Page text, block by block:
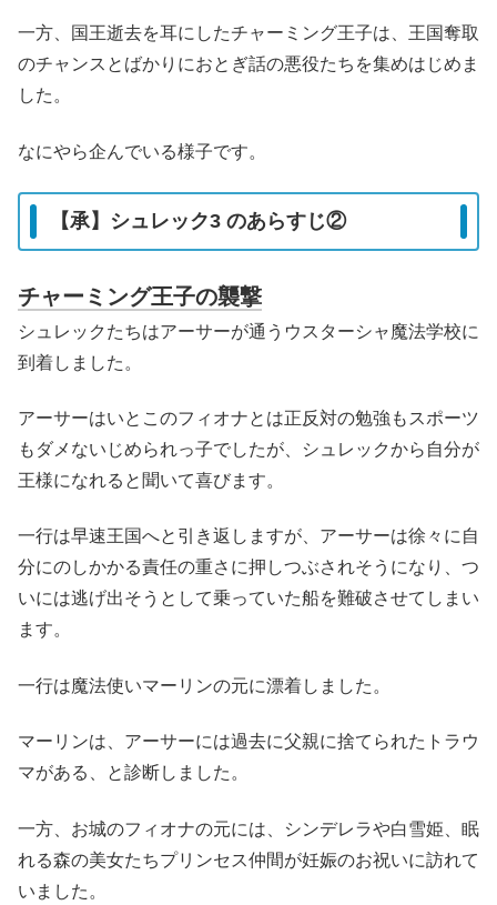
一方、国王逝去を耳にしたチャーミング王子は、王国奪取
のチャンスとばかりにおとぎ話の悪役たちを集めはじめま
した。
なにやら企んでいる様子です。
【承】シュレック3 のあらすじ②
チャーミング王子の襲撃
シュレックたちはアーサーが通うウスターシャ魔法学校に
到着しました。
アーサーはいとこのフィオナとは正反対の勉強もスポーツ
もダメないじめられっ子でしたが、シュレックから自分が
王様になれると聞いて喜びます。
一行は早速王国へと引き返しますが、アーサーは徐々に自
分にのしかかる責任の重さに押しつぶされそうになり、つ
いには逃げ出そうとして乗っていた船を難破させてしまい
ます。
一行は魔法使いマーリンの元に漂着しました。
マーリンは、アーサーには過去に父親に捨てられたトラウ
マがある、と診断しました。
一方、お城のフィオナの元には、シンデレラや白雪姫、眠
れる森の美女たちプリンセス仲間が妊娠のお祝いに訪れて
いました。